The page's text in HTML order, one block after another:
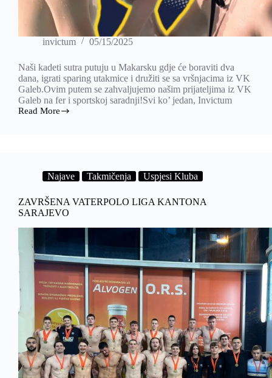
invictum 05/15/2025
Naši kadeti sutra putuju u Makarsku gdje će boraviti dva
dana, igrati sparing utakmice i družiti se sa vršnjacima iz VK
Galeb.Ovim putem se zahvaljujemo našim prijateljima iz VK
Galeb na fer i sportskoj saradnji!Svi ko’ jedan, Invictum
Read More
PRIPREME
Najave Takmičenja Uspjesi Kluba
ZAVRŠENA VATERPOLO LIGA KANTONA
SARAJEVO